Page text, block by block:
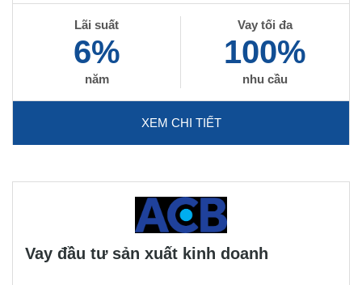
Lãi suất
6%
năm
Vay tối đa
100%
nhu cầu
XEM CHI TIẾT
Vay đầu tư sản xuất kinh doanh